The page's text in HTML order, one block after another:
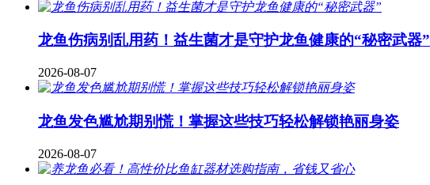
龙鱼伤病别乱用药！益生菌才是守护龙鱼健康的“秘密武器”
2026-08-07
龙鱼发色尴尬期别慌！掌握这些技巧轻松解锁艳丽身姿
2026-08-07